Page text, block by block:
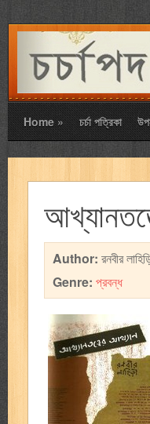
Home» চর্চা পত্রিকা
Author: রনবীর
Genre: প্রবন্ধ